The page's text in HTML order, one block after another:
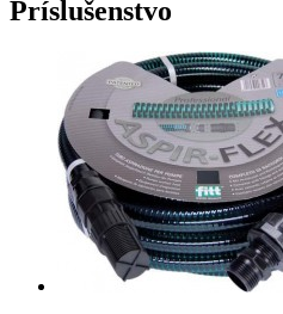
Príslušenstvo